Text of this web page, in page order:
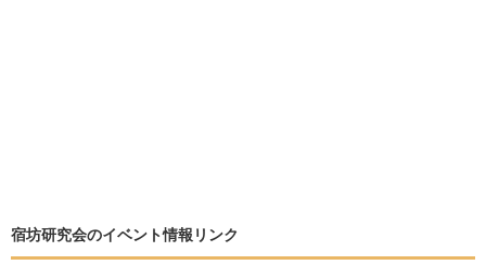
宿坊研究会のイベント情報リンク